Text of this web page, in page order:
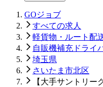
GOジョブ
すべての求人
軽貨物・ルート配
自販機補充ドライ
埼玉県
さいたま市北区
【大手サントリー